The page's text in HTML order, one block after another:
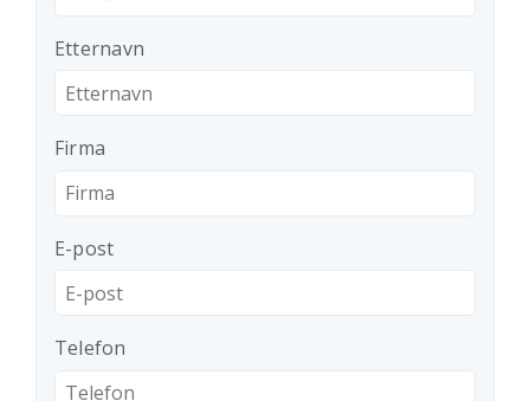
Etternavn
Firma
E-post
Telefon